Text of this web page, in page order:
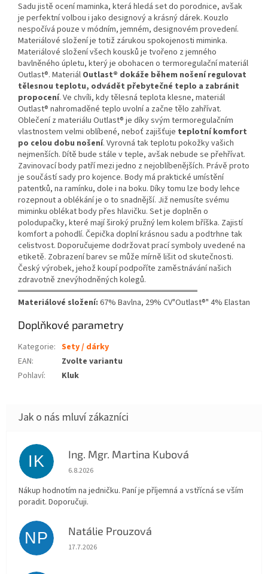
Sadu jistě ocení maminka, která hledá set do porodnice, avšak
je perfektní volbou i jako designový a krásný dárek. Kouzlo
nespočívá pouze v módním, jemném, designovém provedení.
Materiálové složení je totiž zárukou spokojenosti miminka.
Materiálové složení všech kousků je tvořeno z jemného
bavlněného úpletu, který je obohacen o termoregulační materiál
Outlast®. Materiál Outlast® dokáže během nošení regulovat
tělesnou teplotu, odvádět přebytečné teplo a zabránit
propocení. Ve chvíli, kdy tělesná teplota klesne, materiál
Outlast® nahromaděné teplo uvolní a začne tělo zahřívat.
Oblečení z materiálu Outlast® je díky svým termoregulačním
vlastnostem velmi oblíbené, neboť zajišťuje teplotní komfort
po celou dobu nošení. Vyrovná tak teplotu pokožky vašich
nejmenších. Dítě bude stále v teple, avšak nebude se přehřívat.
Zavinovací body patří mezi jedno z nejoblíbenějších. Právě proto
je součástí sady pro kojence. Body má praktické umístění
patentků, na ramínku, dole i na boku. Díky tomu lze body lehce
rozepnout a oblékání je o to snadnější. Již nemusíte svému
miminku oblékat body přes hlavičku. Set je doplněn o
polodupačky, které mají široký pružný lem kolem bříška. Zajistí
komfort a pohodlí. Čepička doplní krásnou sadu a podtrhne tak
celistvost. Doporučujeme dodržovat prací symboly uvedené na
etiketě. Zobrazení barev se může mírně lišit od skutečnosti.
Český výrobek, jehož koupí podpoříte zaměstnávání našich
zdravotně znevýhodněných kolegů.
══════════════════════════════
Materiálové složení: 67% Bavlna, 29% CV"Outlast®" 4% Elastan
Doplňkové parametry
Kategorie: Sety / dárky
EAN:
Zvolte variantu
Pohlaví: Kluk
IK Ing. Mgr. Martina Kubová
Hodnocení obchodu je 5 z 5 hvězdiček.
6.8.2026
Nákup hodnotím na jedničku. Paní je příjemná a vstřícná se vším
poradit. Doporučuji.
NP Natálie Prouzová
Hodnocení obchodu je 5 z 5 hvězdiček.
17.7.2026